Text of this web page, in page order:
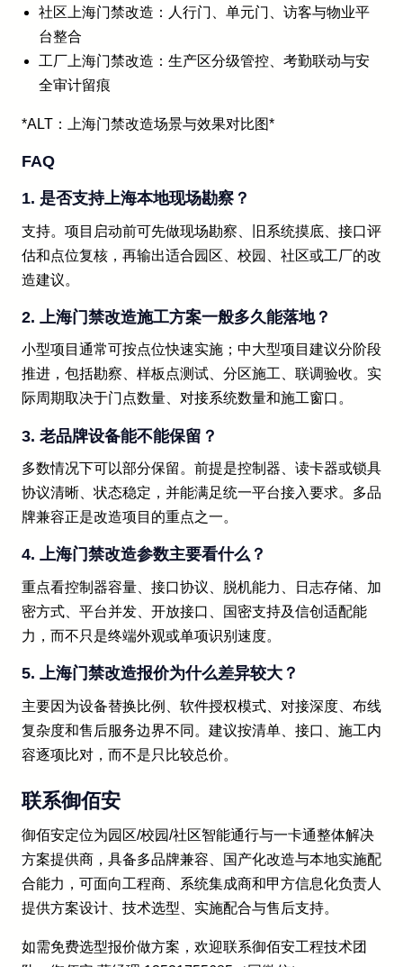
社区上海门禁改造：人行门、单元门、访客与物业平
台整合
工厂上海门禁改造：生产区分级管控、考勤联动与安
全审计留痕
*ALT：上海门禁改造场景与效果对比图*
FAQ
1. 是否支持上海本地现场勘察？
支持。项目启动前可先做现场勘察、旧系统摸底、接口评
估和点位复核，再输出适合园区、校园、社区或工厂的改
造建议。
2. 上海门禁改造施工方案一般多久能落地？
小型项目通常可按点位快速实施；中大型项目建议分阶段
推进，包括勘察、样板点测试、分区施工、联调验收。实
际周期取决于门点数量、对接系统数量和施工窗口。
3. 老品牌设备能不能保留？
多数情况下可以部分保留。前提是控制器、读卡器或锁具
协议清晰、状态稳定，并能满足统一平台接入要求。多品
牌兼容正是改造项目的重点之一。
4. 上海门禁改造参数主要看什么？
重点看控制器容量、接口协议、脱机能力、日志存储、加
密方式、平台并发、开放接口、国密支持及信创适配能
力，而不只是终端外观或单项识别速度。
5. 上海门禁改造报价为什么差异较大？
主要因为设备替换比例、软件授权模式、对接深度、布线
复杂度和售后服务边界不同。建议按清单、接口、施工内
容逐项比对，而不是只比较总价。
联系御佰安
御佰安定位为园区/校园/社区智能通行与一卡通整体解决
方案提供商，具备多品牌兼容、国产化改造与本地实施配
合能力，可面向工程商、系统集成商和甲方信息化负责人
提供方案设计、技术选型、实施配合与售后支持。
如需免费选型报价做方案，欢迎联系御佰安工程技术团